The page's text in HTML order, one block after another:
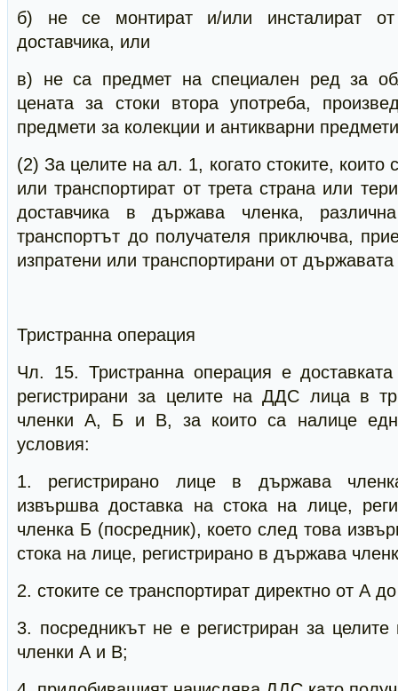
б) не се монтират и/или инсталират
доставчика, или
в) не са предмет на специален ред за
цената за стоки втора употреба,
предмети за колекции и антикварни
(2) За целите на ал. 1, когато стоките, които
или транспортират от трета страна или
доставчика в държава членка,
транспортът до получателя приключва,
изпратени или транспортирани от
Тристранна операция
Чл. 15. Тристранна операция е
регистрирани за целите на ДДС лица в
членки А, Б и В, за които са налице
условия:
1. регистрирано лице в държава
извършва доставка на стока на лице,
членка Б (посредник), което след това
стока на лице, регистрирано в държава
2. стоките се транспортират директно от А
3. посредникът не е регистриран за
членки А и В;